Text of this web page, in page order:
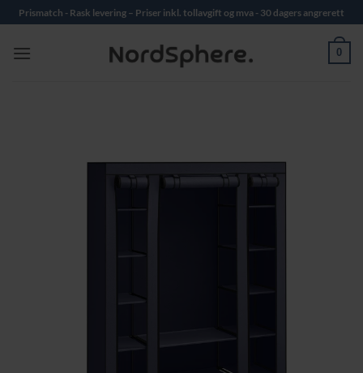
Skip
to
content
Prismatch - Rask levering – Priser inkl. tollavgift og mva - 30 dagers angrerett
0